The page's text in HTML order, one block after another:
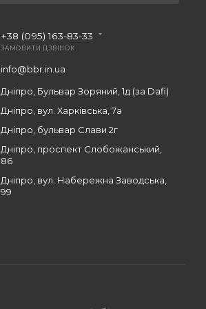
+38 (095) 163-83-33
ЗАМОВИТИ ДЗВІНОК
info@bbr.in.ua
Дніпро, Бульвар Зоряний, 1д (за Dafi)
Дніпро, вул. Харківська, 7а
Дніпро, бульвар Слави 2г
Дніпро, проспект Слобожанський,
86
Дніпро, вул. Набережна Заводська,
99